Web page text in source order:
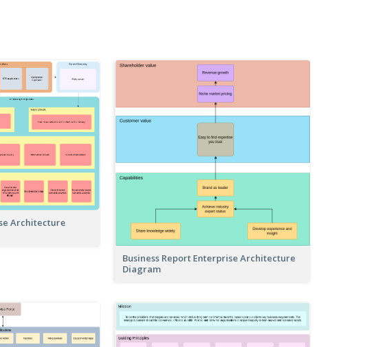
Architecture
Business Report Enterprise Architecture
Diagram